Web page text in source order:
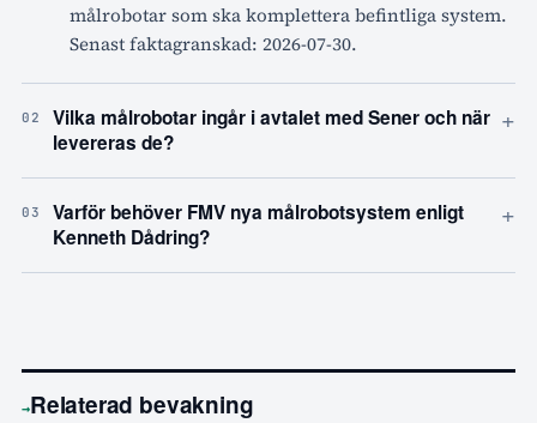
målrobotar som ska komplettera befintliga system.
Senast faktagranskad: 2026-07-30.
02
Vilka målrobotar ingår i avtalet med Sener och när
levereras de?
+
03
Varför behöver FMV nya målrobotsystem enligt
Kenneth Dådring?
+
→Relaterad bevakning